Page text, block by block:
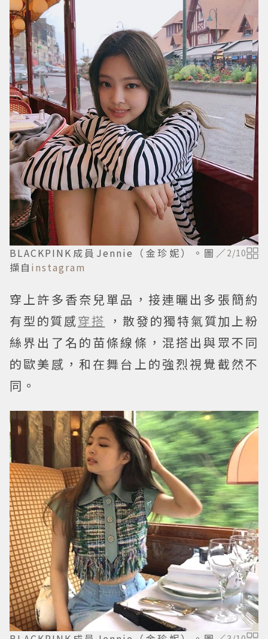
BLACKPINK成員Jennie（金珍妮）。圖／
擷自 instagram
2/10
穿上許多香奈兒單品，接連曬出多張簡約
有型的質感穿搭 ，散發的獨特氣質加上粉
絲界出了名的苗條線條，混搭出與眾不同
的歐美感，和在舞台上的強烈視覺截然不
同。